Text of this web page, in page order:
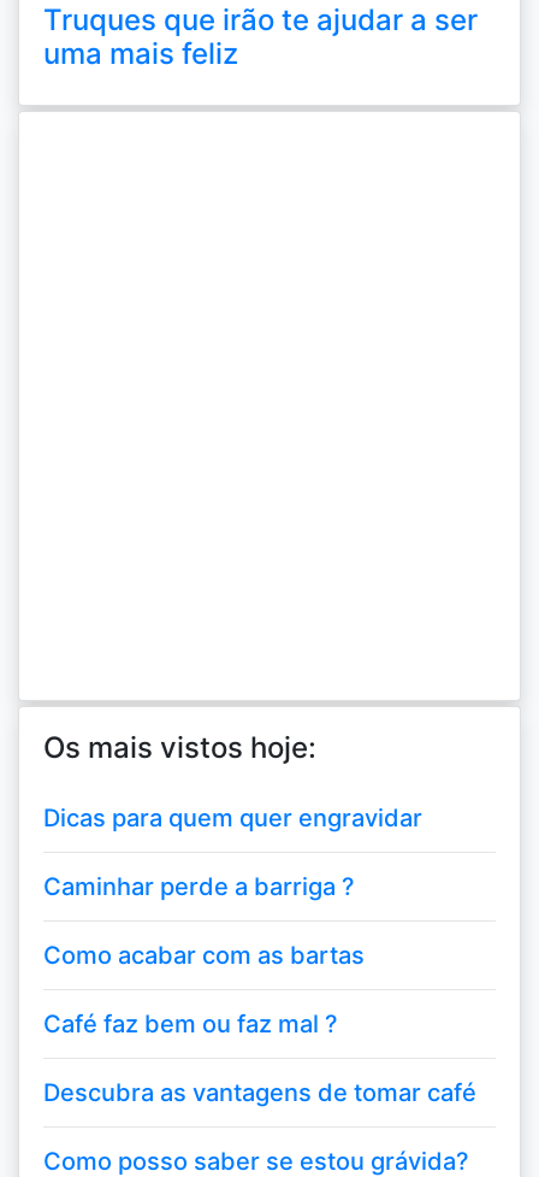
Truques que irão te ajudar a ser
uma mais feliz
Os mais vistos hoje:
Dicas para quem quer engravidar
Caminhar perde a barriga ?
Como acabar com as bartas
Café faz bem ou faz mal ?
Descubra as vantagens de tomar café
Como posso saber se estou grávida?